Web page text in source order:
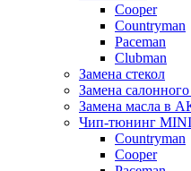
Cooper
Countryman
Paceman
Clubman
Замена стекол
Замена
Замена масла в
Чип-тюнинг MINI
Сountryman
Сooper